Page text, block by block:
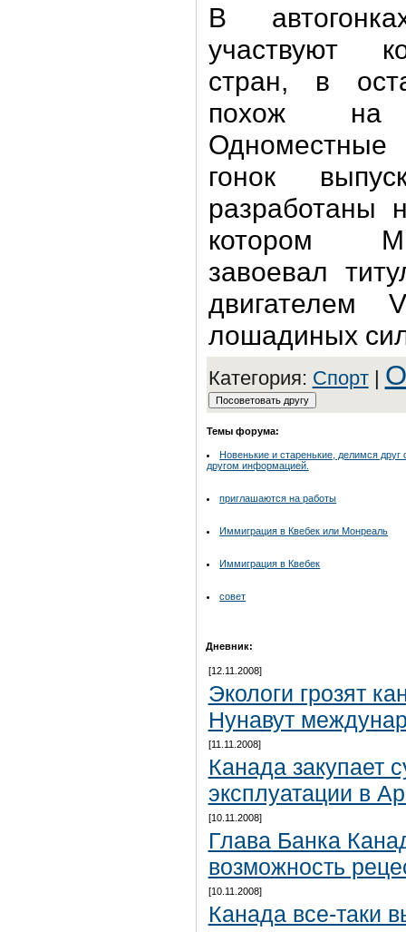
В
участвуют
стран, в
похож на
гонок
разработаны
котором
завоевал
лошадиных
Категория: Спорт|
Темы форума:
Новенькие и старенькие, делимся друг
другом информацией.
приглашаются на работы
Иммиграция в Квебек или Монреаль
Иммиграция в Квебек
совет
Дневник:
[12.11.2008]
Экологи грозят
Нунавут
[11.11.2008]
Канада закупает
эксплуатации в
[10.11.2008]
Глава Банка
возможность
[10.11.2008]
Канада все-таки